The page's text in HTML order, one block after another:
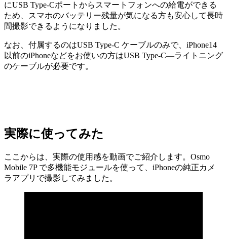
にUSB Type-Cポートからスマートフォンへの給電ができる
ため、スマホのバッテリー残量が気になる方も安心して長時
間撮影できるようになりました。
なお、付属するのはUSB Type-C ケーブルのみで、iPhone14
以前のiPhoneなどをお使いの方はUSB Type-C―ライトニング
のケーブルが必要です。
実際に使ってみた
ここからは、実際の使用感を動画でご紹介します。Osmo
Mobile 7P で多機能モジュールを使って、iPhoneの純正カメ
ラアプリで撮影してみました。